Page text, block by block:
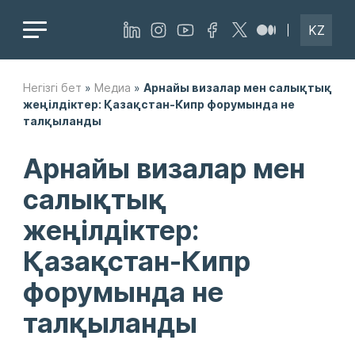
KZ
Негізгі бет » Медиа » Арнайы визалар мен салықтық
жеңілдіктер: Қазақстан-Кипр форумында не
талқыланды
Арнайы визалар мен
салықтық
жеңілдіктер:
Қазақстан-Кипр
форумында не
талқыланды